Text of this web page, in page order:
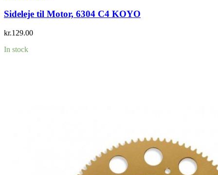
Sideleje til Motor, 6304 C4 KOYO
kr.129.00
In stock